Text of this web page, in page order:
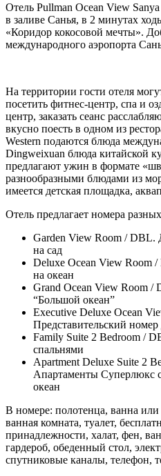
Отель Pullman Ocean View
в заливе Санья, в 2 минутах
«Коридор кокосовой мечты».
международного аэропорта
На территории гости отеля
посетить фитнес-центр, спа и
центр, заказать сеанс
вкусно поесть в одном из
Western подаются блюда
Dingweixuan блюда китайской
предлагают ужин в формате
разнообразными блюдами из
имеется детская площадка,
Отель предлагает номера
Garden View Room / DBL.
на сад
Deluxe Ocean View Room
на океан
Grand Ocean View Room
“Большой океан”
Executive Deluxe Ocean
Представительский
Family Suite 2 Bedroom /
спальнями
Apartment Deluxe Suite 2
Апартаменты Суперлюкс
океан
В номере: полотенца, ванна
ванная комната, туалет,
принадлежности, халат, фен,
гардероб, обеденный стол,
спутниковые каналы, телефон,